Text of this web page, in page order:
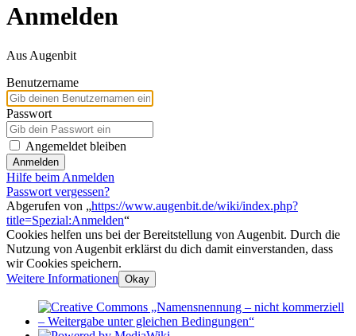
Anmelden
Aus Augenbit
Benutzername
Passwort
Angemeldet bleiben
Anmelden
Hilfe beim Anmelden
Passwort vergessen?
Abgerufen von „https://www.augenbit.de/wiki/index.php?
title=Spezial:Anmelden“
Cookies helfen uns bei der Bereitstellung von Augenbit. Durch die
Nutzung von Augenbit erklärst du dich damit einverstanden, dass
wir Cookies speichern.
Weitere Informationen Okay